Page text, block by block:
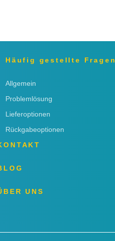
Häufig gestellte Fragen
Allgemein
Problemlösung
Lieferoptionen
Rückgabeoptionen
UNS